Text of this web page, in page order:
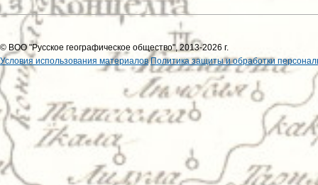
© ВОО "Русское географическое общество", 2013-2026 г.
Условия использования материалов Политика защиты и обработки